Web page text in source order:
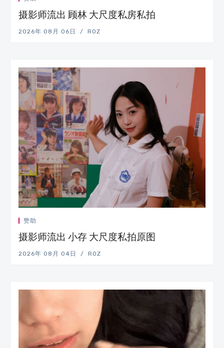
摄影师流出 顾林 大尺度私房私拍
2026年 08月 06日 ROZ
赞助
摄影师流出 小存 大尺度私拍原图
2026年 08月 04日 ROZ